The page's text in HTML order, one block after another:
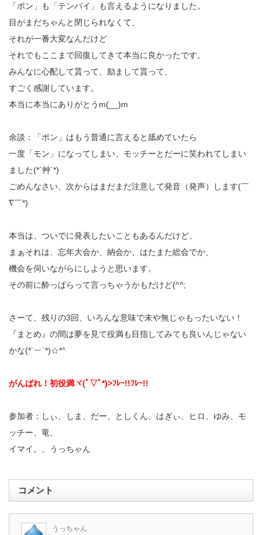
「ポン」も「テンパイ」も言えるようになりました。
目がまだちゃんと閉じられなくて、
それが一番大変なんだけど
それでもここまで回復してきて本当に良かったです。
みんなに心配して貰って、励まして貰って、
すごく感謝しています。
本当に本当にありがとうm(__)m
余談：「ポン」はもう普通に言えると舐めていたら
一度「モン」になってしまい、モッチーとだーに笑われてしまい
ました(*´艸`*)
ごめんなさい、次からはまだまだ注意して発音（発声）します(￣
∇￣*)ゞ
本当は、ついでに発表したいこともあるんだけど、
まぁそれは、忘年大会か、納会か、はたまた総会でか、
機会を伺いながらにしようと思います。
その前に酔っぱらって言っちゃうかもだけど(^^;
さーて、残りの3回、いろんな意味で未や無じゃもったいない！
『まとめ』の間は夢を見て役満も目指してみても良いんじゃない
かな(*˙︶˙*)☆*°
がんばれ！初役満ヾ(ﾟ▽ﾟ*)>ﾌﾚｰ!!ﾌﾚｰ!!
参加者：しぃ、しま、だー、としくん、はぎぃ、ヒロ、ゆみ、モ
ッチー、竜、
イマイ。、うっちゃん
コメント
うっちゃん